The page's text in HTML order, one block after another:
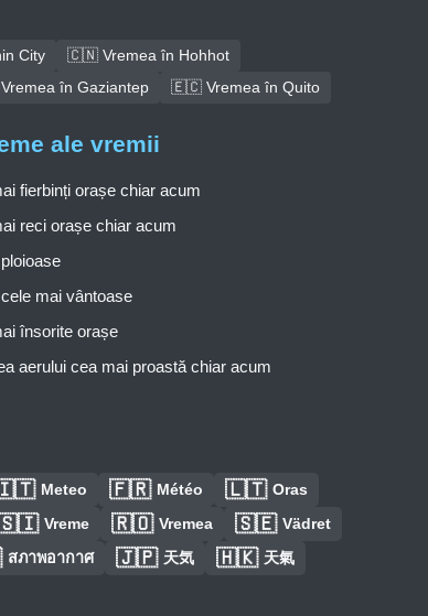
City
🇨🇳 Vremea în Hohhot
în Gaziantep 🇪🇨 Vremea în Quito
ale vremii
fierbinți orașe chiar acum
reci orașe chiar acum
mai vântoase
însorite orașe
aerului cea mai proastă chiar acum
Meteo 🇫🇷 Météo 🇱🇹 Oras
Vreme 🇷🇴 Vremea 🇸🇪 Vädret
สภาพอากาศ 🇯🇵 天気 🇭🇰 天氣